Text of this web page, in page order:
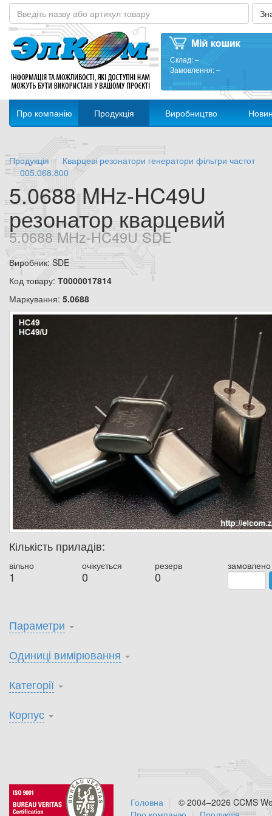
Склад:–
Замовлення:–
Про компанію Продукція Виробництво
Продукція
Кварцеві резонатори генератори фільтри частот
005.068.800
5.0688 MHz-HC49U
резонатор кварцевий
5.0688 MHz-HC49U SDE
Виробник: SDE
Код товару: Т0000017814
Маркування: 5.0688
Кількість приладів:
вільно
1
очікується
0
резерв
0
замовлено
Параметри
Одиниці вимірювання
Категорії
Корпус
© 2004–2026 CCMS
Головна